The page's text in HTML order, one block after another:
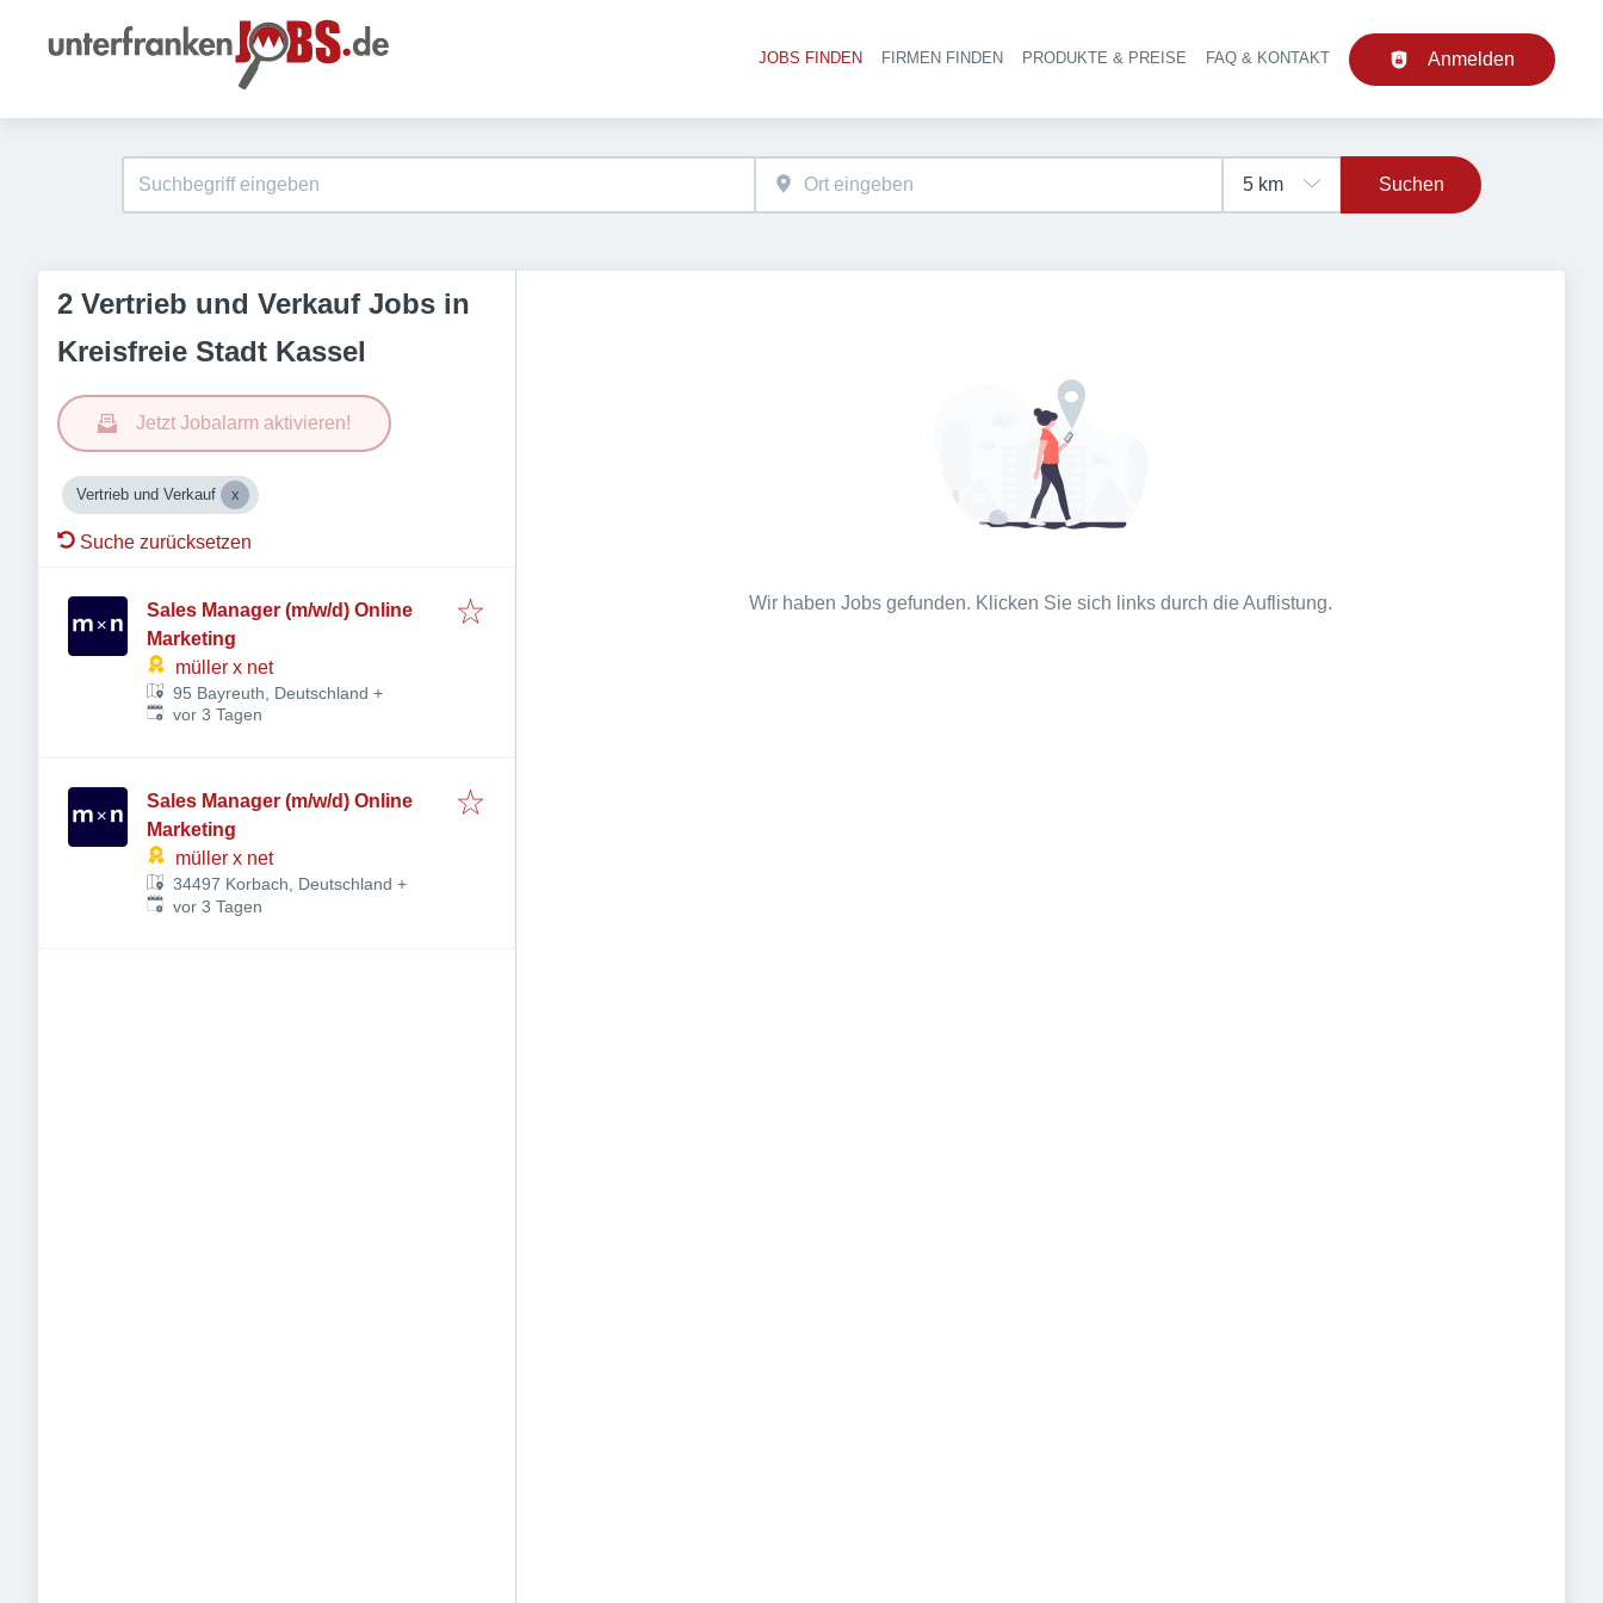
Haupt-Navigation
JOBS FINDEN FIRMEN FINDEN PRODUKTE & PREISE FAQ & KONTAKT Anmelden
Suchen
2 Vertrieb und Verkauf Jobs in
Kreisfreie Stadt Kassel
Jetzt Jobalarm aktivieren!
Vertrieb und Verkauf
Suche zurücksetzen
Sales Manager (m/w/d) Online
Marketing
müller x net
95 Bayreuth, Deutschland +
Veröffentlicht:
vor 3 Tagen
Sales Manager (m/w/d) Online
Marketing
müller x net
34497 Korbach, Deutschland +
Veröffentlicht:
vor 3 Tagen
Wir haben Jobs gefunden. Klicken Sie sich links durch die Auflistung.